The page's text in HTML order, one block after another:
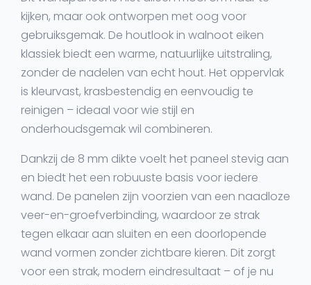
kijken, maar ook ontworpen met oog voor
gebruiksgemak. De houtlook in walnoot eiken
klassiek biedt een warme, natuurlijke uitstraling,
zonder de nadelen van echt hout. Het oppervlak
is kleurvast, krasbestendig en eenvoudig te
reinigen – ideaal voor wie stijl en
onderhoudsgemak wil combineren.
Dankzij de 8 mm dikte voelt het paneel stevig aan
en biedt het een robuuste basis voor iedere
wand. De panelen zijn voorzien van een naadloze
veer-en-groefverbinding, waardoor ze strak
tegen elkaar aan sluiten en een doorlopende
wand vormen zonder zichtbare kieren. Dit zorgt
voor een strak, modern eindresultaat – of je nu